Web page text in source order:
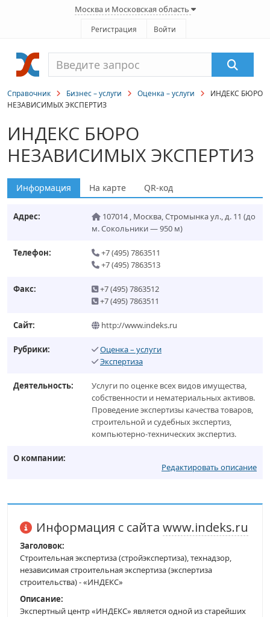
Москва и Московская область
Регистрация Войти
Справочник Бизнес – услуги Оценка – услуги
ИНДЕКС БЮРО
НЕЗАВИСИМЫХ ЭКСПЕРТИЗ
ИНДЕКС БЮРО
НЕЗАВИСИМЫХ ЭКСПЕРТИЗ
Информация На карте QR-код
Адрес: 107014, Москва,Стромынка ул., д. 11 (до
м. Сокольники — 950 м)
Телефон:
+7 (495) 7863511
+7 (495) 7863513
Факс:
+7 (495) 7863512
+7 (495) 7863511
Сайт: http://www.indeks.ru
Рубрики:
Оценка – услуги
Экспертиза
Деятельность:
Услуги по оценке всех видов имущества,
собственности и нематериальных активов.
Проведение экспертизы качества товаров,
строительной и судебных экспертиз,
компьютерно-технических экспертиз.
О компании:
Редактировать описание
Информация с сайта www.indeks.ru
Заголовок:
Строительная экспертиза (стройэкспертиза), технадзор,
независимая строительная экспертиза (экспертиза
строительства) - «ИНДЕКС»
Описание:
Экспертный центр «ИНДЕКС» является одной из старейших